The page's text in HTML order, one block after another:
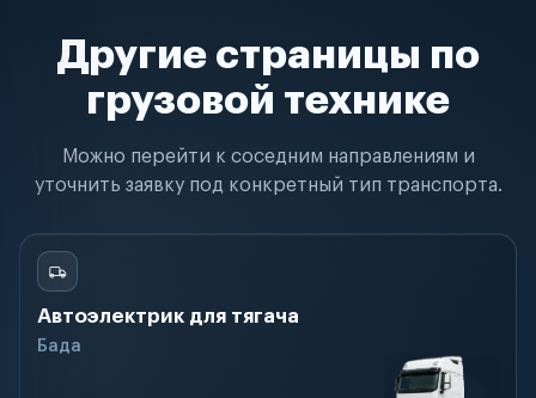
Другие страницы по
грузовой технике
Можно перейти к соседним направлениям и
уточнить заявку под конкретный тип транспорта.
Автоэлектрик для тягача
Бада